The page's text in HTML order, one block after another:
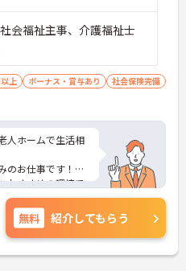
会福祉主事、介護福祉士
上 ボーナス・賞与あり
社会保険完備
人ホームで生活相
のお仕事です！プ
おすすめの環境で
されてしっかり
もあるのは嬉しい
経験に関わらず安
無料 紹介してもらう